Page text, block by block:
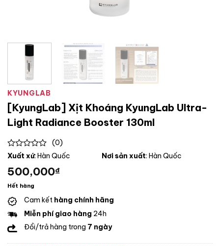
KYUNGLAB
[KyungLab] Xịt Khoáng KyungLab Ultra-
Light Radiance Booster 130ml
0
of
5
(0)
Xuất xứ: Hàn Quốc Nơi sản xuất: Hàn Quốc
500,000₫
Hết hàng
Cam kết hàng chính hãng
Miễn phí giao hàng 24h
Đổi/trả hàng trong 7 ngày